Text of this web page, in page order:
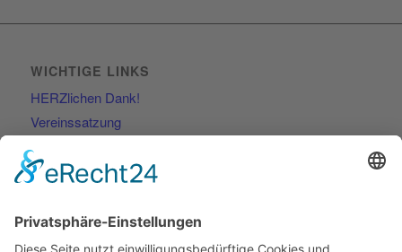
WICHTIGE LINKS
HERZlichen Dank!
Vereinssatzung
Kontakt
RECHTLICHES